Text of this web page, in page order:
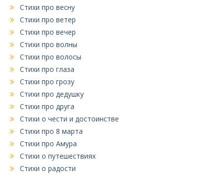
Стихи про весну
Стихи про ветер
Стихи про вечер
Стихи про волны
Стихи про волосы
Стихи про глаза
Стихи про грозу
Стихи про дедушку
Стихи про друга
Стихи о чести и достоинстве
Стихи про 8 марта
Стихи про Амура
Стихи о путешествиях
Стихи о радости